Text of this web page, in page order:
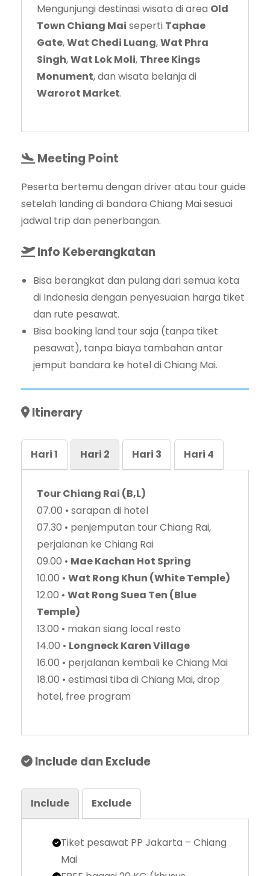
Mengunjungi destinasi wisata di area Old
Town Chiang Mai seperti Taphae
Gate,Wat Chedi Luang,Wat Phra
Singh,Wat Lok Moli, Three Kings
Monument, dan wisata belanja di
Warorot Market.
Meeting Point
Peserta bertemu dengan driver atau tour guide
setelah landing di bandara Chiang Mai sesuai
jadwal trip dan penerbangan.
Info Keberangkatan
Bisa berangkat dan pulang dari semua kota
di Indonesia dengan penyesuaian harga tiket
dan rute pesawat.
Bisa booking land tour saja (tanpa tiket
pesawat), tanpa biaya tambahan antar
jemput bandara ke hotel di Chiang Mai.
Itinerary
Hari 1 Hari 2 Hari 3 Hari 4
Tour Chiang Rai (B,L)
07.00 • sarapan di hotel
07.30 • penjemputan tour Chiang Rai,
perjalanan ke Chiang Rai
09.00 • Mae Kachan Hot Spring
10.00 • Wat Rong Khun (White Temple)
12.00 • Wat Rong Suea Ten (Blue
Temple)
13.00 • makan siang local resto
14.00 • Longneck Karen Village
16.00 • perjalanan kembali ke Chiang Mai
18.00 • estimasi tiba di Chiang Mai, drop
hotel, free program
Include dan Exclude
Include Exclude
Tiket pesawat PP Jakarta – Chiang
Mai